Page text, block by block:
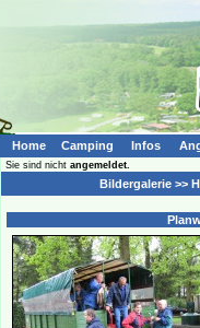
Home Camping Infos
Sie sind nicht angemeldet.
Bildergalerie >>